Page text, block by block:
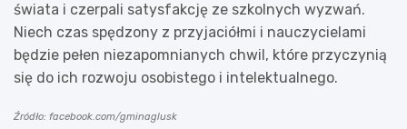
świata i czerpali satysfakcję ze szkolnych wyzwań.
Niech czas spędzony z przyjaciółmi i nauczycielami
będzie pełen niezapomnianych chwil, które przyczynią
się do ich rozwoju osobistego i intelektualnego.
Źródło: facebook.com/gminaglusk